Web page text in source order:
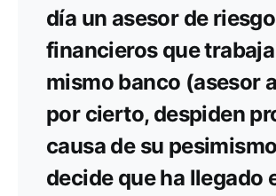
día un asesor de
financieros que
mismo banco (asesor
por cierto, despiden
causa de su
decide que ha llegado